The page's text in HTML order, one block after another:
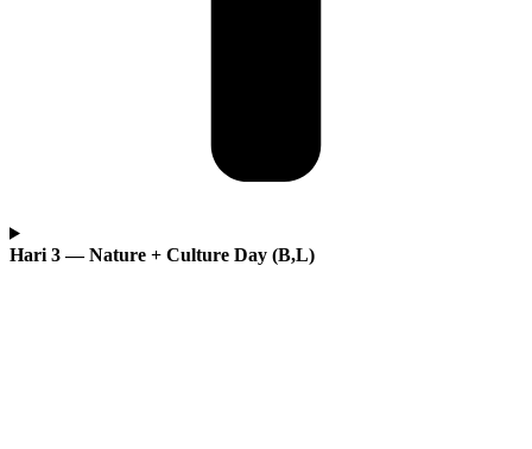
Hari 3 — Nature + Culture Day (B,L)